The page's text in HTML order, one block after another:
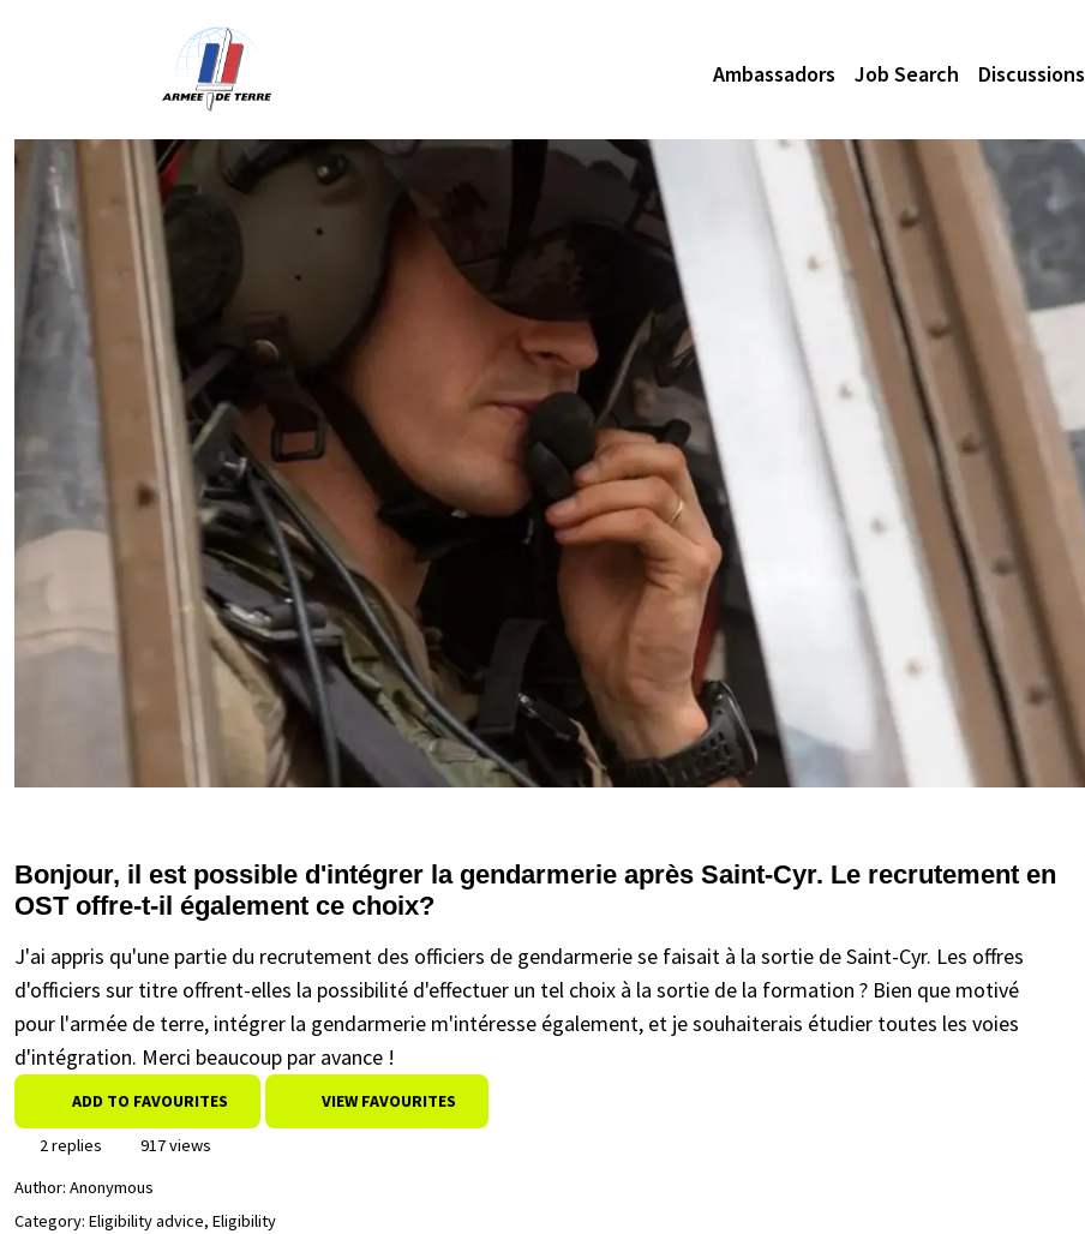
Ambassadors Job Search Discussions
Bonjour, il est possible d'intégrer la gendarmerie après Saint-Cyr. Le recrutement en
OST offre-t-il également ce choix?
J'ai appris qu'une partie du recrutement des officiers de gendarmerie se faisait à la sortie de Saint-Cyr. Les offres
d'officiers sur titre offrent-elles la possibilité d'effectuer un tel choix à la sortie de la formation ? Bien que motivé
pour l'armée de terre, intégrer la gendarmerie m'intéresse également, et je souhaiterais étudier toutes les voies
d'intégration. Merci beaucoup par avance !
ADD TO FAVOURITES VIEW FAVOURITES
2 replies
917 views
Author: Anonymous
Category: Eligibility advice, Eligibility